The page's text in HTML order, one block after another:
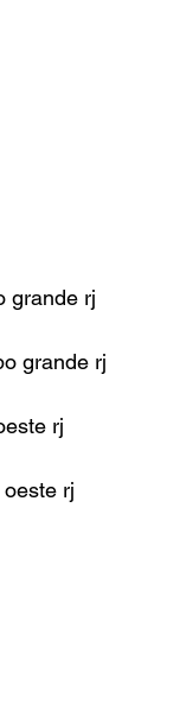
grande rj
grande rj
rj
rj